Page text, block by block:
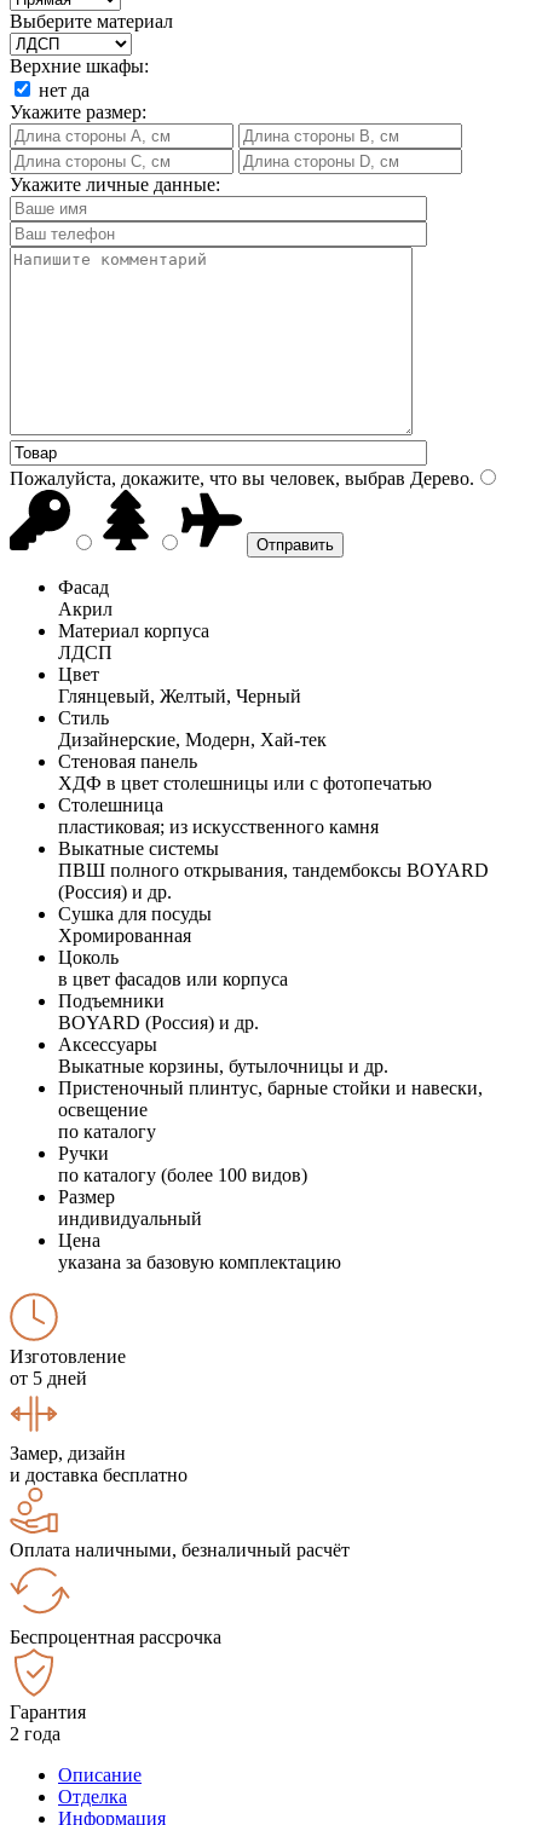
Выберите материал
Верхние шкафы:
нет да
Укажите размер:
Укажите личные данные:
Пожалуйста, докажите, что вы человек, выбрав Дерево.
Фасад
Акрил
Материал корпуса
ЛДСП
Цвет
Глянцевый, Желтый, Черный
Стиль
Дизайнерские, Модерн, Хай-тек
Стеновая панель
ХДФ в цвет столешницы или с фотопечатью
Столешница
пластиковая; из искусственного камня
Выкатные системы
ПВШ полного открывания, тандембоксы BOYARD
(Россия) и др.
Сушка для посуды
Хромированная
Цоколь
в цвет фасадов или корпуса
Подъемники
BOYARD (Россия) и др.
Аксессуары
Выкатные корзины, бутылочницы и др.
Пристеночный плинтус, барные стойки и навески,
освещение
по каталогу
Ручки
по каталогу (более 100 видов)
Размер
индивидуальный
Цена
указана за базовую комплектацию
Изготовление
от 5 дней
Замер, дизайн
и доставка бесплатно
Оплата наличными, безналичный расчёт
Беспроцентная рассрочка
Гарантия
2 года
Описание
Отделка
Информация